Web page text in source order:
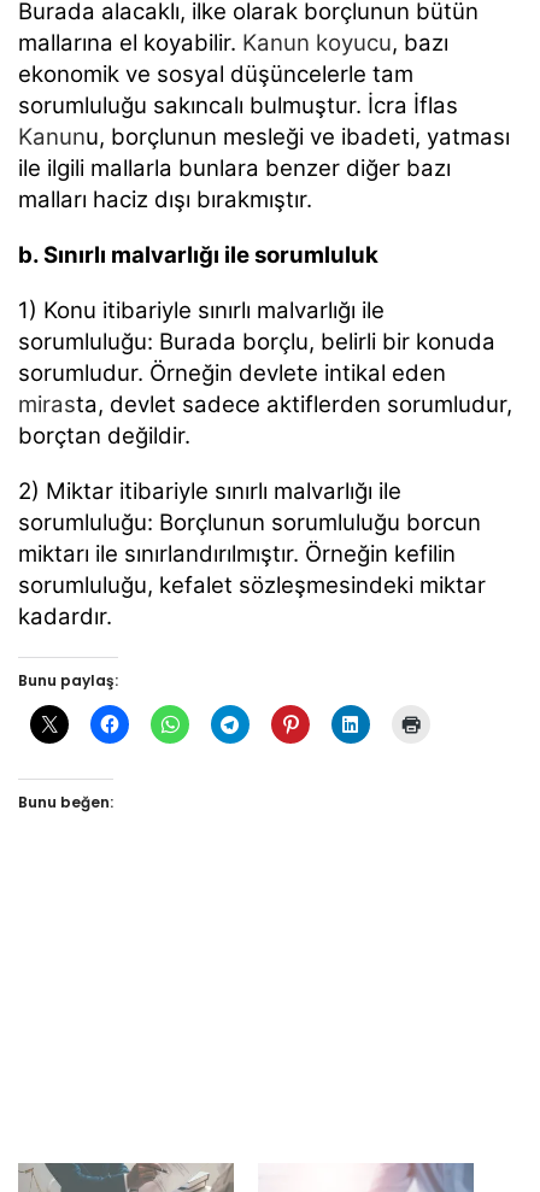
Burada alacaklı, ilke olarak borçlunun bütün
mallarına el koyabilir. Kanun koyucu, bazı
ekonomik ve sosyal düşüncelerle tam
sorumluluğu sakıncalı bulmuştur. İcra İflas
Kanunu, borçlunun mesleği ve ibadeti, yatması
ile ilgili mallarla bunlara benzer diğer bazı
malları haciz dışı bırakmıştır.
b. Sınırlı malvarlığı ile sorumluluk
1) Konu itibariyle sınırlı malvarlığı ile
sorumluluğu: Burada borçlu, belirli bir konuda
sorumludur. Örneğin devlete intikal eden
mirasta, devlet sadece aktiflerden sorumludur,
borçtan değildir.
2) Miktar itibariyle sınırlı malvarlığı ile
sorumluluğu: Borçlunun sorumluluğu borcun
miktarı ile sınırlandırılmıştır. Örneğin kefilin
sorumluluğu, kefalet sözleşmesindeki miktar
kadardır.
Bunu paylaş:
Bunu beğen: